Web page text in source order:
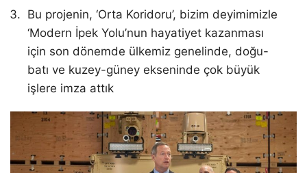
Bu projenin, ‘Orta Koridoru’, bizim deyimimizle
‘Modern İpek Yolu’nun hayatiyet kazanması
için son dönemde ülkemiz genelinde, doğu-
batı ve kuzey-güney ekseninde çok büyük
işlere imza attık